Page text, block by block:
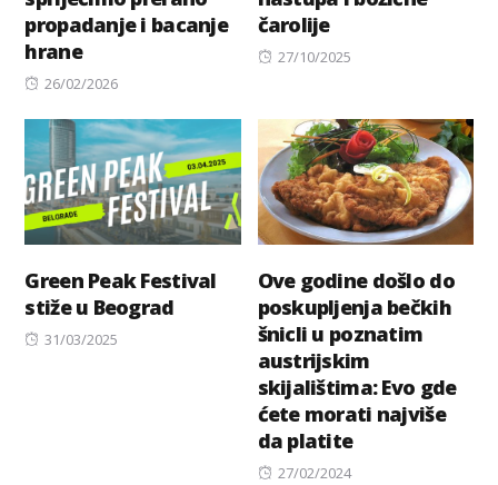
propadanje i bacanje
hrane
Posted
26/02/2026
čarolije
Posted
27/10/2025
Green Peak Festival
stiže u Beograd
Posted
31/03/2025
Ove godine došlo do
poskupljenja bečkih
šnicli u poznatim
austrijskim
skijalištima: Evo gde
ćete morati najviše
da platite
Posted
27/02/2024